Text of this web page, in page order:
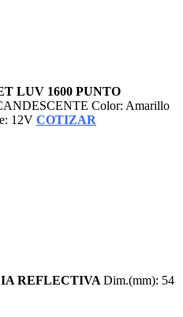
LUV 1600 PUNTO
Color: Amarillo
12V COTIZAR
REFLECTIVA Dim.(mm): 54